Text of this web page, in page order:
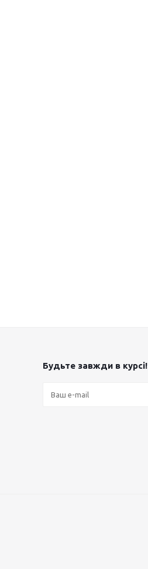
Будьте завжди в курсі!